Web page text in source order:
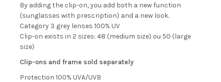
By adding the clip-on, you add both a new function
(sunglasses with prescription) and a new look.
Category 3 grey lenses 100% UV
Clip-on exists in 2 sizes: 48 (medium size) ou 50 (large
size)
Clip-ons and frame sold separately
Protection 100% UVA/UVB